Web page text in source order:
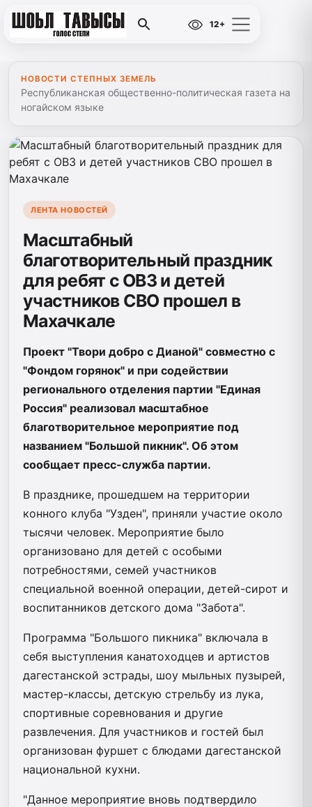
12+
НОВОСТИ СТЕПНЫХ ЗЕМЕЛЬ
Республиканская общественно-политическая газета на
ногайском языке
ЛЕНТА НОВОСТЕЙ
Масштабный
благотворительный праздник
для ребят с ОВЗ и детей
участников СВО прошел в
Махачкале
Проект "Твори добро с Дианой" совместно с
"Фондом горянок" и при содействии
регионального отделения партии "Единая
Россия" реализовал масштабное
благотворительное мероприятие под
названием "Большой пикник". Об этом
сообщает пресс-служба партии.
В празднике, прошедшем на территории
конного клуба "Узден", приняли участие около
тысячи человек. Мероприятие было
организовано для детей с особыми
потребностями, семей участников
специальной военной операции, детей-сирот и
воспитанников детского дома "Забота".
Программа "Большого пикника" включала в
себя выступления канатоходцев и артистов
дагестанской эстрады, шоу мыльных пузырей,
мастер-классы, детскую стрельбу из лука,
спортивные соревнования и другие
развлечения. Для участников и гостей был
организован фуршет с блюдами дагестанской
национальной кухни.
"Данное мероприятие вновь подтвердило